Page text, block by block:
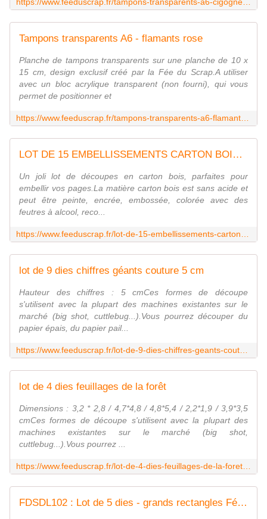
Tampons transparents A6 - flamants rose
Planche de tampons transparents sur une planche de 10 x
15 cm, design exclusif créé par la Fée du Scrap.A utiliser
avec un bloc acrylique transparent (non fourni), qui vous
permet de positionner et
LOT DE 15 EMBELLISSEMENTS CARTON BOIS UN AIR CAMARGUAIS
Un joli lot de découpes en carton bois, parfaites pour
embellir vos pages.La matière carton bois est sans acide et
peut être peinte, encrée, embossée, colorée avec des
feutres à alcool, reco...
lot de 9 dies chiffres géants couture 5 cm
Hauteur des chiffres : 5 cmCes formes de découpe
s'utilisent avec la plupart des machines existantes sur le
marché (big shot, cuttlebug...).Vous pourrez découper du
papier épais, du papier pail...
lot de 4 dies feuillages de la forêt
Dimensions : 3,2 * 2,8 / 4,7*4,8 / 4,8*5,4 / 2,2*1,9 / 3,9*3,5
cmCes formes de découpe s'utilisent avec la plupart des
machines existantes sur le marché (big shot,
cuttlebug...).Vous pourrez ...
FDSDL102 : Lot de 5 dies - grands rectangles Fée du SCrap